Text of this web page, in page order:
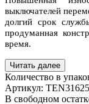
выключателей
долгий срок
продуманная
время.
Читать далее
Количество в
Артикул:
В свободном